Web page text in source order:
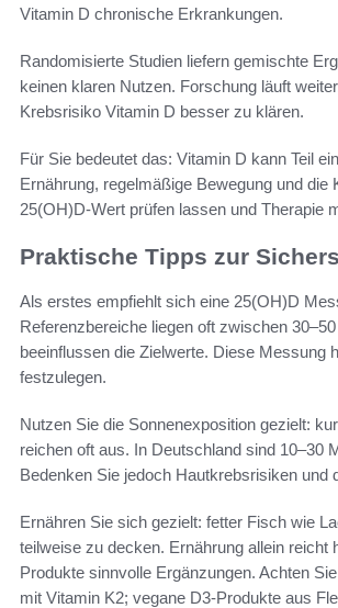
Vitamin D chronische Erkrankungen.
Randomisierte Studien liefern gemischte
keinen klaren Nutzen. Forschung läuft
Krebsrisiko Vitamin D besser zu klären.
Für Sie bedeutet das: Vitamin D kann Teil
Ernährung, regelmäßige Bewegung und
25(OH)D‑Wert prüfen lassen und Therapie
Praktische Tipps zur
Als erstes empfiehlt sich eine 25(OH)D
Referenzbereiche liegen oft zwischen
beeinflussen die Zielwerte. Diese Messung
festzulegen.
Nutzen Sie die Sonnenexposition gezielt:
reichen oft aus. In Deutschland sind 10–30
Bedenken Sie jedoch Hautkrebsrisiken
Ernähren Sie sich gezielt: fetter Fisch wie
teilweise zu decken. Ernährung allein reicht
Produkte sinnvolle Ergänzungen. Achten
mit Vitamin K2; vegane D3-Produkte aus